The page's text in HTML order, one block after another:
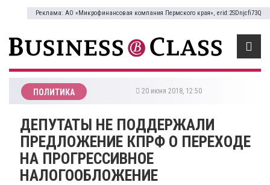
Реклама: АО «Микрофинансовая компания Пермского края», erid:2SDnjcfi73Q
ПОЛИТИКА 20 июня 2018, 12:50
ДЕПУТАТЫ НЕ ПОДДЕРЖАЛИ
ПРЕДЛОЖЕНИЕ КПРФ О ПЕРЕХОДЕ
НА ПРОГРЕССИВНОЕ
НАЛОГООБЛОЖЕНИЕ